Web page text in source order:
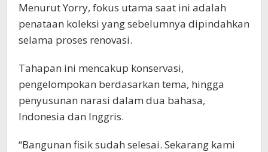
Menurut Yorry, fokus utama saat ini adalah
penataan koleksi yang sebelumnya dipindahkan
selama proses renovasi.
Tahapan ini mencakup konservasi,
pengelompokan berdasarkan tema, hingga
penyusunan narasi dalam dua bahasa,
Indonesia dan Inggris.
“Bangunan fisik sudah selesai. Sekarang kami